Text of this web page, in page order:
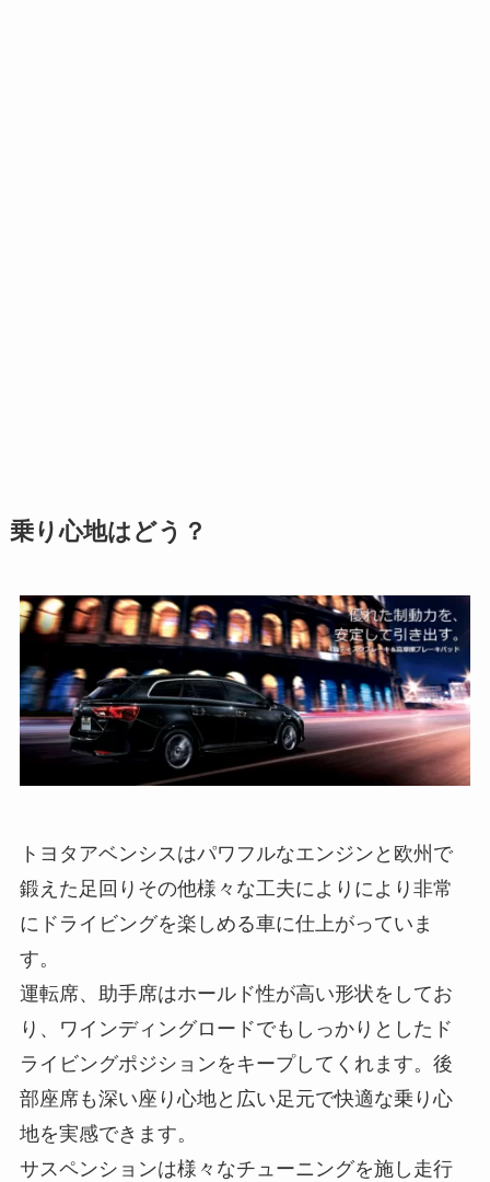
乗り心地はどう？
トヨタアベンシスはパワフルなエンジンと欧州で
鍛えた足回りその他様々な工夫によりにより非常
にドライビングを楽しめる車に仕上がっていま
す。
運転席、助手席はホールド性が高い形状をしてお
り、ワインディングロードでもしっかりとしたド
ライビングポジションをキープしてくれます。後
部座席も深い座り心地と広い足元で快適な乗り心
地を実感できます。
サスペンションは様々なチューニングを施し走行